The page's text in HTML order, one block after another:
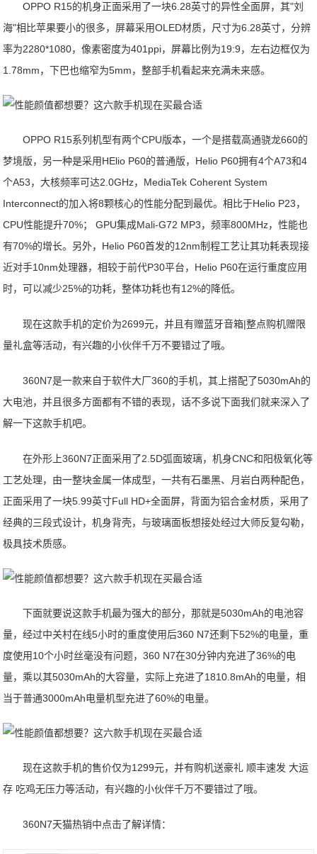
OPPO R15的机身正面采用了一块6.28英寸的异性全面屏，其"刘
海"相比苹果要小的很多，屏幕采用OLED材质，尺寸为6.28英寸，分辨
率为2280*1080，像素密度为401ppi，屏幕比例为19:9，左右边框仅为
1.78mm，下巴也缩窄为5mm，整部手机看起来充满未来感。
OPPO R15系列机型有两个CPU版本，一个是搭载高通骁龙660的
梦境版，另一种是采用HElio P60的普通版，Helio P60拥有4个A73和4
个A53，大核频率可达2.0GHz，MediaTek Coherent System
Interconnect的加入将8颗核心的性能分配到最优。相比于Helio P23，
CPU性能提升70%； GPU集成Mali-G72 MP3，频率800MHz，性能也
有70%的增长。另外，Helio P60首发的12nm制程工艺让其功耗表现接
近对手10nm处理器，相较于前代P30平台，Helio P60在运行重度应用
时，可以减少25%的功耗，整体功耗也有12%的降低。
现在这款手机的定价为2699元，并且有赠蓝牙音箱|整点购机赠限
量礼盒等活动，有兴趣的小伙伴千万不要错过了哦。
360N7是一款来自于软件大厂360的手机，其上搭配了5030mAh的
大电池，并且很多方面都有不错的表现，话不多说下面我们就来深入了
解一下这款手机吧。
在外形上360N7正面采用了2.5D弧面玻璃，机身CNC和阳极氧化等
工艺处理，由一整块金属一体成型，一共有石墨黑、月岩白两种配色，
正面采用了一块5.99英寸Full HD+全面屏，背面为铝合金材质，采用了
经典的三段式设计，机身背壳，与玻璃面板想接处经过大师反复勾勒，
极具技术质感。
下面就要说这款手机最为强大的部分，那就是5030mAh的电池容
量，经过中关村在线5小时的重度使用后360 N7还剩下52%的电量，重
度使用10个小时丝毫没有问题，360 N7在30分钟内充进了36%的电
量，乘以其5030mAh的大容量，实际上充进了1810.8mAh的电量，相
当于普通3000mAh电量机型充进了60%的电量。
现在这款手机的售价仅为1299元，并有购机送豪礼 顺丰速发 大运
存 吃鸡无压力等活动，有兴趣的小伙伴千万不要错过了哦。
360N7天猫热销中点击了解详情：